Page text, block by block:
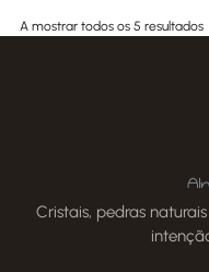
A mostrar todos os 5 resultados
Cristais, pedras